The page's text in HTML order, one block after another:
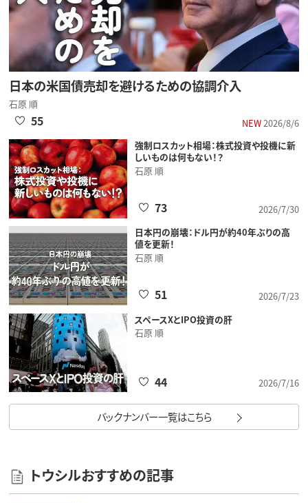
日本の米国債売却を避けるための協調介入
石原 順
NEW2026/8/6
55
強制ロスカット相場：株式投資や投機に新
しいものは何もない！？
石原 順
2026/7/30
73
日本円の崩壊：ドル円が約40年ぶりの高
値を更新！
石原 順
2026/7/23
51
スペースXとIPO投資の肝
石原 順
2026/7/16
44
バックナンバー一覧はこちら
トウシルおすすめの記事